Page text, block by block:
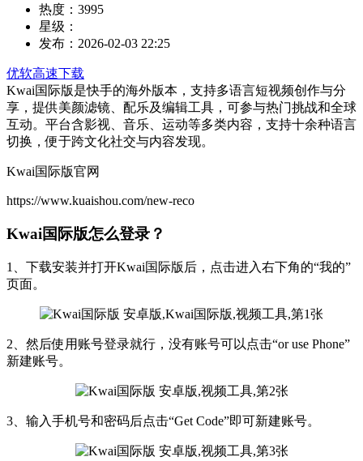
热度： 3995
星级：
发布： 2026-02-03 22:25
优软高速下载
Kwai国际版是快手的海外版本，支持多语言短视频创作与分
享，提供美颜滤镜、配乐及编辑工具，可参与热门挑战和全球
互动。平台含影视、音乐、运动等多类内容，支持十余种语言
切换，便于跨文化社交与内容发现。
Kwai国际版官网
https://www.kuaishou.com/new-reco
Kwai国际版怎么登录？
1、下载安装并打开Kwai国际版后，点击进入右下角的“我的”
页面。
2、然后使用账号登录就行，没有账号可以点击“or use Phone”
新建账号。
3、输入手机号和密码后点击“Get Code”即可新建账号。